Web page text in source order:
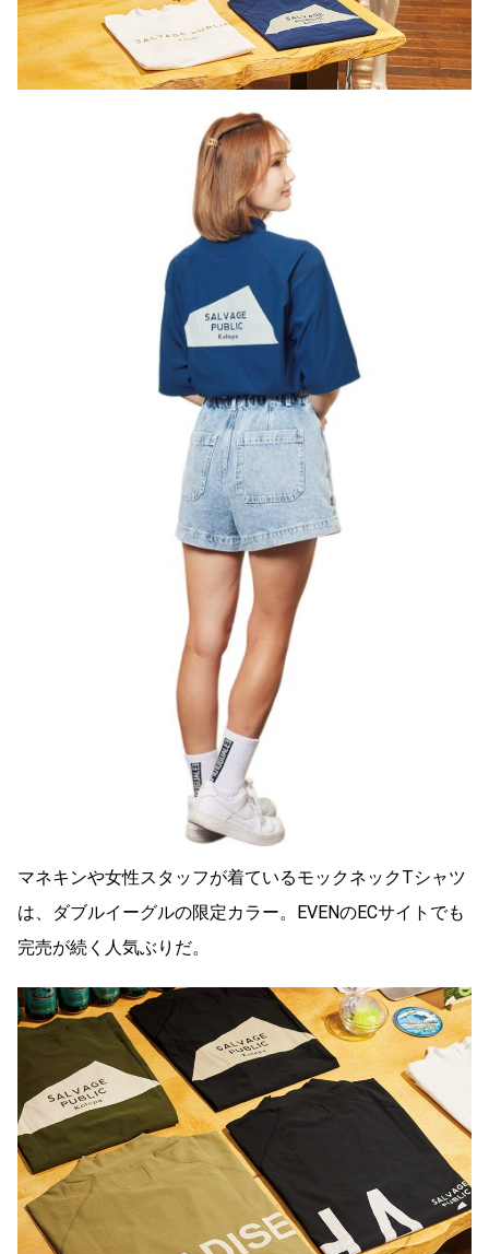
マネキンや女性スタッフが着ているモックネックTシャツ
は、ダブルイーグルの限定カラー。EVENのECサイトでも
完売が続く人気ぶりだ。